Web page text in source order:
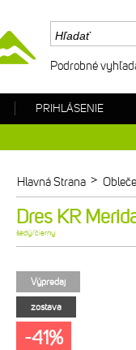
Hlavná Strana >
Dres KR
šedý/čierny
Výpredaj
zostava
-41%
Podrobné
PRIHLÁSENIE